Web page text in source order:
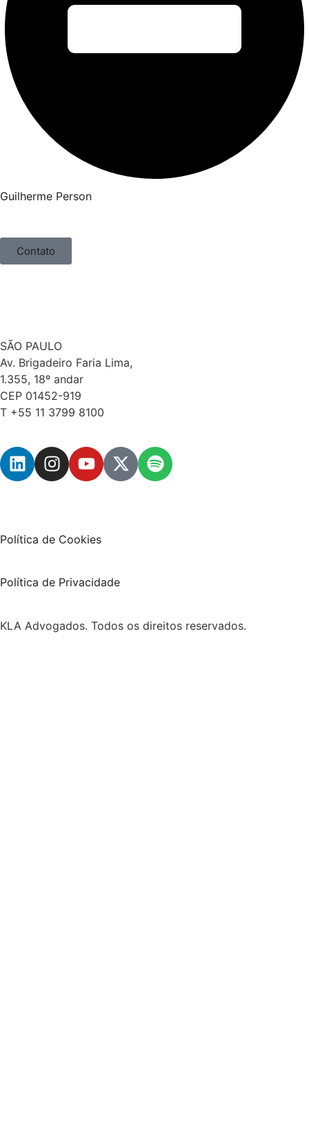
Guilherme Person
Contato
SÃO PAULO
Av. Brigadeiro Faria Lima,
1.355, 18º andar
CEP 01452-919
T +55 11 3799 8100
Política de Cookies
Política de Privacidade
KLA Advogados. Todos os direitos reservados.